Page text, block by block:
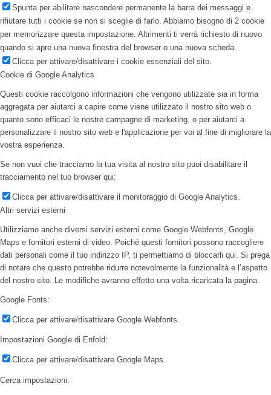
Spunta per abilitare nascondere permanente la barra dei messaggi e
rifiutare tutti i cookie se non si sceglie di farlo. Abbiamo bisogno di 2 cookie
per memorizzare questa impostazione. Altrimenti ti verrà richiesto di nuovo
quando si apre una nuova finestra del browser o una nuova scheda.
Clicca per attivare/disattivare i cookie essenziali del sito.
Cookie di Google Analytics
Questi cookie raccolgono informazioni che vengono utilizzate sia in forma
aggregata per aiutarci a capire come viene utilizzato il nostro sito web o
quanto sono efficaci le nostre campagne di marketing, o per aiutarci a
personalizzare il nostro sito web e l'applicazione per voi al fine di migliorare la
vostra esperienza.
Se non vuoi che tracciamo la tua visita al nostro sito puoi disabilitare il
tracciamento nel tuo browser qui:
Clicca per attivare/disattivare il monitoraggio di Google Analytics.
Altri servizi esterni
Utilizziamo anche diversi servizi esterni come Google Webfonts, Google
Maps e fornitori esterni di video. Poiché questi fornitori possono raccogliere
dati personali come il tuo indirizzo IP, ti permettiamo di bloccarli qui. Si prega
di notare che questo potrebbe ridurre notevolmente la funzionalità e l’aspetto
del nostro sito. Le modifiche avranno effetto una volta ricaricata la pagina.
Google Fonts:
Clicca per attivare/disattivare Google Webfonts.
Impostazioni Google di Enfold:
Clicca per attivare/disattivare Google Maps.
Cerca impostazioni: